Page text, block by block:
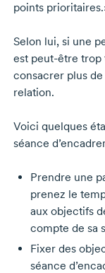
points
Selon lui, si une
est peut-être trop
consacrer plus
relation.
Voici quelques
séance
Prendre une
prenez le
aux objectifs
compte de sa
Fixer des
séance